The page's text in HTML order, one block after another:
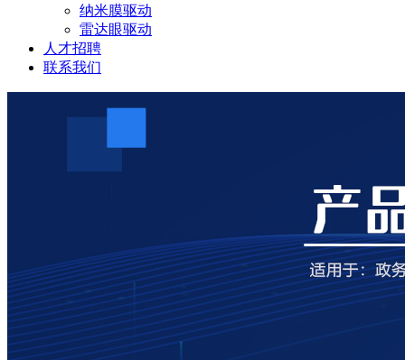
纳米膜驱动
雷达眼驱动
人才招聘
联系我们